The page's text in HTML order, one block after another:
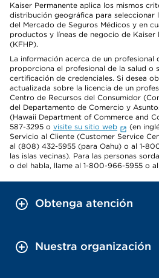
Kaiser Permanente aplica los mismos
distribución geográfica para seleccionar
del Mercado de Seguros Médicos y en
productos y líneas de negocio de Kaiser
(KFHP).
La información acerca de un profesional
proporciona el profesional de la salud o
certificación de credenciales. Si desea
actualizada sobre la licencia de un
Centro de Recursos del Consumidor
del Departamento de Comercio y
(Hawaii Department of Commerce and
587-3295 o visite su sitio web
(en
Servicio al Cliente (Customer Service
al (808) 432-5955 (para Oahu) o al 1-
las islas vecinas). Para las personas
o del habla, llame al 1-800-966-5955 o al
Obtenga atención
Nuestra organización